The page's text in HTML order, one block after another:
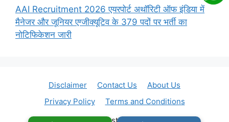
AAI Recruitment 2026 एयरपोर्ट अथॉरिटी ऑफ इंडिया में
मैनेजर और जूनियर एग्जीक्यूटिव के 379 पदों पर भर्ती का
नोटिफिकेशन जारी
Disclaimer Contact Us
About Us
Privacy Policy
Terms and Conditions